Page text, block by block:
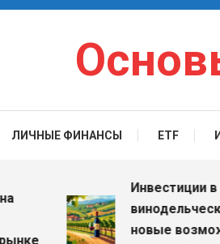
ЛИЧНЫЕ ФИНАНСЫ ETF
Инвестиции в
винодельческие
новые